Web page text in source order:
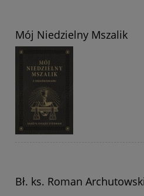
Mój Niedzielny Mszalik
Bł. ks. Roman